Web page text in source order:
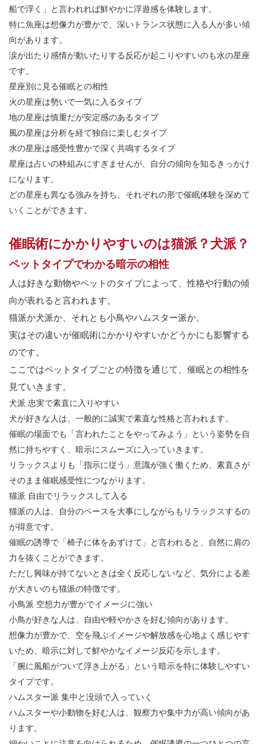
船で浮く」と言われれば鮮やかに浮遊感を体験します。
特に魚座は想像力が豊かで、深いトランス状態に入る人が多い傾
向があります。
涙が出たり感情が動いたりする反応が起こりやすいのも水の星座
です。
星座別に見る催眠との相性
火の星座は勢いで一気に入るタイプ
地の星座は慎重だが安定感のあるタイプ
風の星座は分析を経て独自に楽しむタイプ
水の星座は感受性豊かで深く共鳴するタイプ
星座は占いの枠組みにすぎませんが、自分の傾向を知るきっかけ
になります。
どの星座も異なる強みを持ち、それぞれの形で催眠体験を深めて
いくことができます。
催眠術にかかりやすいのは猫派？犬派？
ペットタイプでわかる暗示の相性
人は好きな動物やペットのタイプによって、性格や行動の傾
向が表れると言われます。
猫派か犬派か、それとも小鳥やハムスター派か。
実はその違いが催眠術にかかりやすいかどうかにも影響する
のです。
ここではペットタイプごとの特徴を通じて、催眠との相性を
見ていきます。
犬派 忠実で素直に入りやすい
犬が好きな人は、一般的に誠実で素直な性格と言われます。
催眠の場面でも「言われたことをやってみよう」という姿勢を自
然に持ちやすく、暗示にスムーズに入っていきます。
リラックスよりも「指示に従う」意識が強く働くため、素直さが
そのまま催眠感受性につながります。
猫派 自由でリラックスして入る
猫派の人は、自分のペースを大事にしながらもリラックスするの
が得意です。
催眠の誘導で「椅子に体をあずけて」と言われると、自然に肩の
力を抜くことができます。
ただし興味が持てないときは全く反応しないなど、気分による差
が大きいのも猫派の特徴です。
小鳥派 空想力が豊かでイメージに強い
小鳥が好きな人は、自由や軽やかさを好む傾向があります。
想像力が豊かで、空を飛ぶイメージや解放感を心地よく感じやす
いため、暗示に対して鮮やかなイメージ反応を示します。
「腕に風船がついて浮き上がる」という暗示を特に体験しやすい
タイプです。
ハムスター派 集中と没頭で入っていく
ハムスターや小動物を好む人は、観察力や集中力が高い傾向があ
ります。